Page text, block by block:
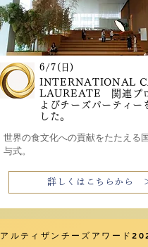
6/7 (日)
INTERNATIONAL
LAUREATE 関連プ
よびチーズパーティー
した。
世界の食文化への貢献をたたえる
与式。
詳しくはこちらから
アルティザンチーズアワード